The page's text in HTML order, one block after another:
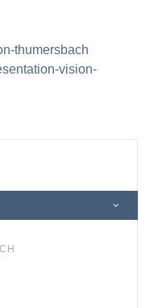
thumersbach
vision-